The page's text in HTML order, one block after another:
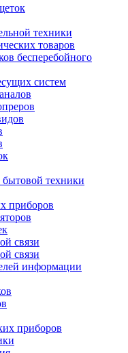
техники
товаров
бесперебойного
систем
техники
приборов
связи
связи
информации
приборов